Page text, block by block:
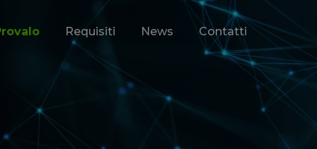
Requisiti News Contatti